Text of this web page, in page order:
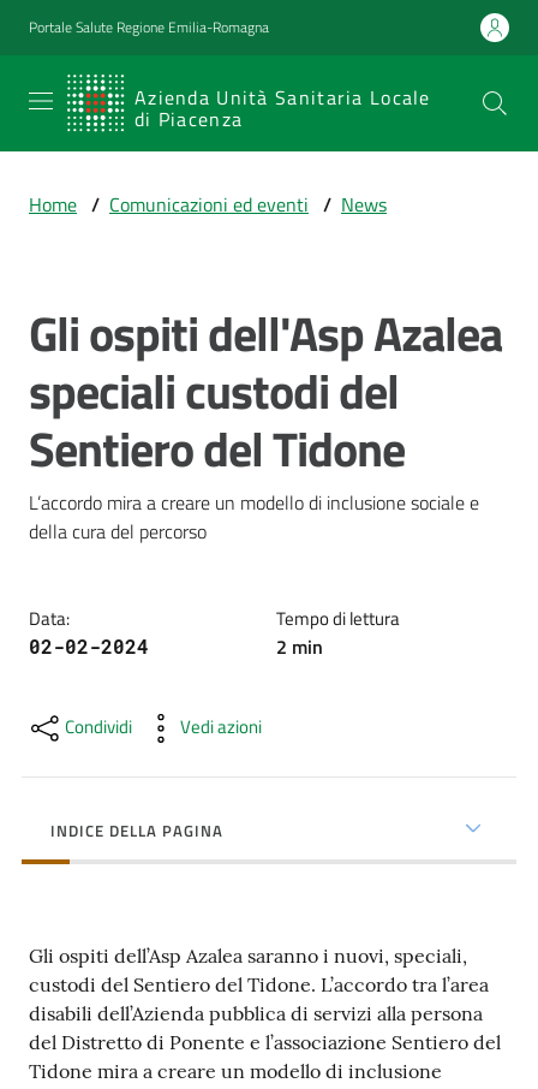
Vai al contenuto
Vai alla navigazione
Vai al footer
Portale Salute Regione Emilia-Romagna
Azienda Unità Sanitaria Locale
di Piacenza
SERVIZIO
SANITARIO
Emilia-
Sanitaria Locale
di Piacenza
Prestazioni
e
percorsi
di
cura
Come
territorio
Studiare
a
Piacenza
Home / Comunicazioni ed eventi / News
Salta al contenuto
Gli ospiti dell'Asp Azalea
speciali custodi del
Sentiero del Tidone
L’accordo mira a creare un modello di inclusione sociale e
Data:
02-02-2024
Tempo di lettura
2 min
Condividi Vedi azioni
INDICE DELLA PAGINA
Gli ospiti dell’Asp Azalea saranno i nuovi, speciali,
custodi del Sentiero del Tidone. L’accordo tra l’area
disabili dell’Azienda pubblica di servizi alla persona
del Distretto di Ponente e l’associazione Sentiero del
Tidone mira a creare un modello di inclusione